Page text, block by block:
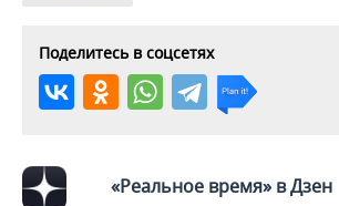
Поделитесь в соцсетях
«Реальное время» в Дзен